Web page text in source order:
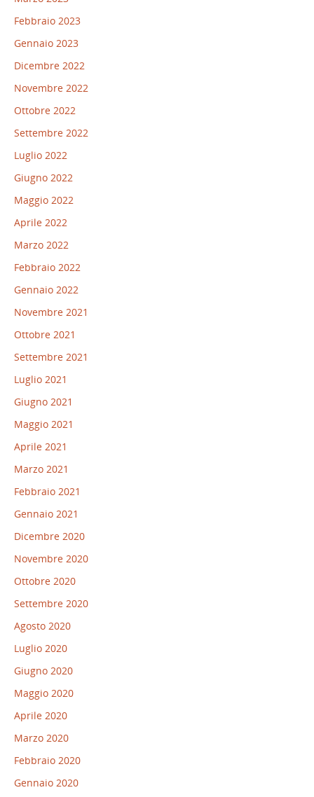
Febbraio 2023
Gennaio 2023
Dicembre 2022
Novembre 2022
Ottobre 2022
Settembre 2022
Luglio 2022
Giugno 2022
Maggio 2022
Aprile 2022
Marzo 2022
Febbraio 2022
Gennaio 2022
Novembre 2021
Ottobre 2021
Settembre 2021
Luglio 2021
Giugno 2021
Maggio 2021
Aprile 2021
Marzo 2021
Febbraio 2021
Gennaio 2021
Dicembre 2020
Novembre 2020
Ottobre 2020
Settembre 2020
Agosto 2020
Luglio 2020
Giugno 2020
Maggio 2020
Aprile 2020
Marzo 2020
Febbraio 2020
Gennaio 2020